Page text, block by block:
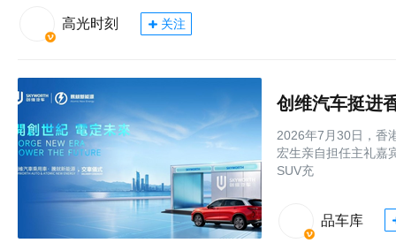
高光时刻 关注
创维汽车挺进
2026年7月30日，香
宏生亲自担任主礼嘉
SUV充
品车库